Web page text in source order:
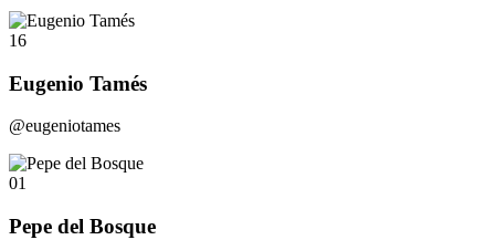
16
Eugenio Tamés
@eugeniotames
01
Pepe del Bosque